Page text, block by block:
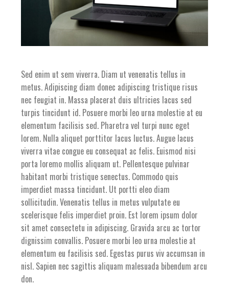
Sed enim ut sem viverra. Diam ut venenatis tellus in
metus. Adipiscing diam donec adipiscing tristique risus
nec feugiat in. Massa placerat duis ultricies lacus sed
turpis tincidunt id. Posuere morbi leo urna molestie at eu
elementum facilisis sed. Pharetra vel turpi nunc eget
lorem. Nulla aliquet porttitor lacus luctus. Augue lacus
viverra vitae congue eu consequat ac felis. Euismod nisi
porta loremo mollis aliquam ut. Pellentesque pulvinar
habitant morbi tristique senectus. Commodo quis
imperdiet massa tincidunt. Ut portti eleo diam
sollicitudin. Venenatis tellus in metus vulputate eu
scelerisque felis imperdiet proin. Est lorem ipsum dolor
sit amet consectetu in adipiscing. Gravida arcu ac tortor
dignissim convallis. Posuere morbi leo urna molestie at
elementum eu facilisis sed. Egestas purus viv accumsan in
nisl. Sapien nec sagittis aliquam malesuada bibendum arcu
don.